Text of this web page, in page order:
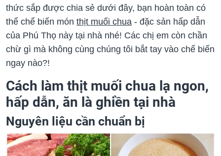
thức sắp được chia sẻ dưới đây, bạn hoàn toàn có
thể chế biến món thịt muối chua - đặc sản hấp dẫn
của Phú Thọ này tại nhà nhé! Các chị em còn chần
chừ gì mà không cùng chúng tôi bắt tay vào chế biến
ngay nào?!
Cách làm thịt muối chua lạ ngon,
hấp dẫn, ăn là ghiền tại nhà
Nguyên liệu cần chuẩn bị